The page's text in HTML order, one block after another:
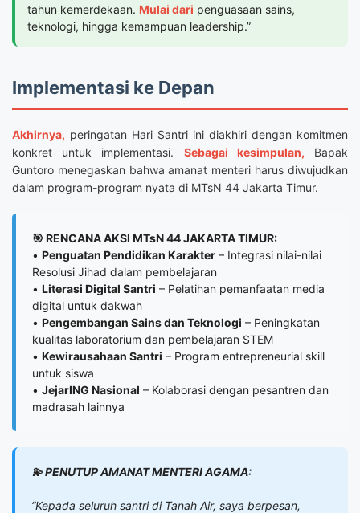
tahun kemerdekaan. Mulai dari penguasaan sains,
teknologi, hingga kemampuan leadership.”
Implementasi ke Depan
Akhirnya, peringatan Hari Santri ini diakhiri dengan komitmen
konkret untuk implementasi. Sebagai kesimpulan, Bapak
Guntoro menegaskan bahwa amanat menteri harus diwujudkan
dalam program-program nyata di MTsN 44 Jakarta Timur.
🎯 RENCANA AKSI MTsN 44 JAKARTA TIMUR:
• Penguatan Pendidikan Karakter – Integrasi nilai-nilai
Resolusi Jihad dalam pembelajaran
• Literasi Digital Santri – Pelatihan pemanfaatan media
digital untuk dakwah
• Pengembangan Sains dan Teknologi – Peningkatan
kualitas laboratorium dan pembelajaran STEM
• Kewirausahaan Santri – Program entrepreneurial skill
untuk siswa
• JejarING Nasional – Kolaborasi dengan pesantren dan
madrasah lainnya
💫 PENUTUP AMANAT MENTERI AGAMA:
“Kepada seluruh santri di Tanah Air, saya berpesan,